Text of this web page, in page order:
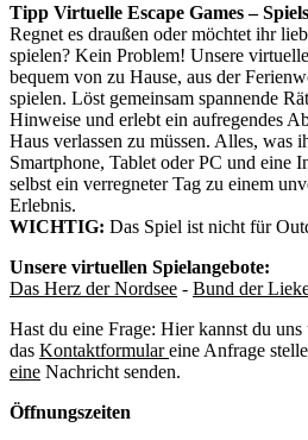
Tipp Virtuelle Escape Games –
Regnet es draußen oder möchtet ihr
spielen? Kein Problem! Unsere
bequem von zu Hause, aus der
spielen. Löst gemeinsam spannende
Hinweise und erlebt ein aufregendes
Haus verlassen zu müssen. Alles, was
Smartphone, Tablet oder PC und eine
selbst ein verregneter Tag zu einem
Erlebnis.
WICHTIG: Das Spiel ist nicht für
Unsere virtuellen Spielangebote:
Das Herz der Nordsee - Bund der
Hast du eine Frage: Hier kannst du uns
das Kontaktformulareine Anfrage
eine Nachricht senden.
Öffnungszeiten